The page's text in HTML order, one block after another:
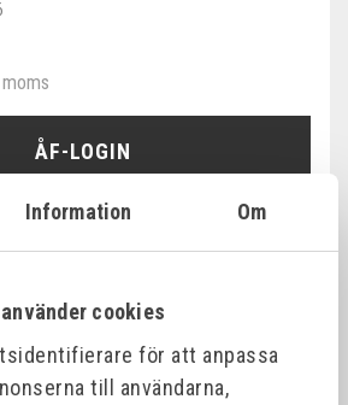
Information Om
cookies
för att anpassa
till användarna,
moms
ÅF-LOGIN